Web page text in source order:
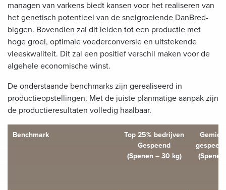
managen van varkens biedt kansen voor het realiseren van
het genetisch potentieel van de snelgroeiende DanBred-
biggen. Bovendien zal dit leiden tot een productie met
hoge groei, optimale voederconversie en uitstekende
vleeskwaliteit. Dit zal een positief verschil maken voor de
algehele economische winst.
De onderstaande benchmarks zijn gerealiseerd in
productieopstellingen. Met de juiste planmatige aanpak zijn
de productieresultaten volledig haalbaar.
Benchmark
Top 25% bedrijven
Gespeend
(Spenen – 30 kg)